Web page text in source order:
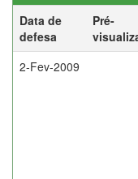
Data de
defesa
Pré-
2-Fev-2009